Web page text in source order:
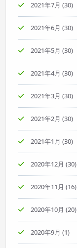
2021年7月 (30)
2021年6月 (30)
2021年5月 (30)
2021年4月 (30)
2021年3月 (30)
2021年2月 (30)
2021年1月 (30)
2020年12月 (30)
2020年11月 (16)
2020年10月 (20)
2020年9月 (1)